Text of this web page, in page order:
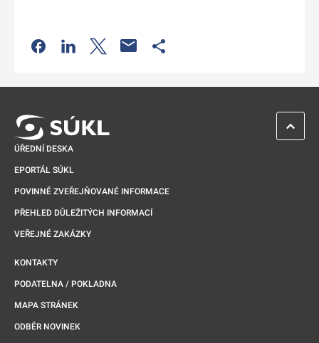
Odkaz se otevře na nové kartě
Odkaz se otevře na nové kartě
Odkaz se otevře na nové kartě
ÚŘEDNÍ DESKA
EPORTÁL SÚKL
POVINNĚ ZVEŘEJŇOVANÉ INFORMACE
PŘEHLED DŮLEŽITÝCH INFORMACÍ
VEŘEJNÉ ZAKÁZKY
KONTAKTY
PODATELNA / POKLADNA
MAPA STRÁNEK
ODBĚR NOVINEK
ZPĚT